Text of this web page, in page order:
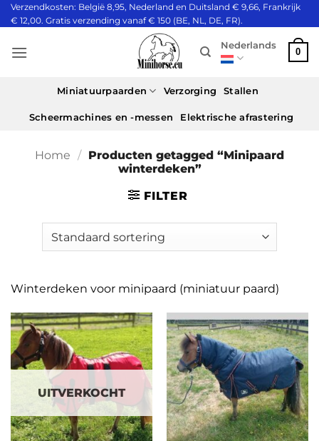
Ga
naar
Verzendkosten: België 8,95, Nederland en Duitsland € 9,66, Frankrijk
€ 12,00. Gratis verzending vanaf € 150 (BE, NL, DE, FR).
Nederlands
0
Miniatuurpaarden Verzorging Stallen
Scheermachines en -messen Elektrische afrastering
Home / Producten getagged “Minipaard
winterdeken”
FILTER
Winterdeken voor minipaard (miniatuur paard)
UITVERKOCHT